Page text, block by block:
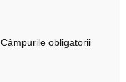
Câmpurile obligatorii